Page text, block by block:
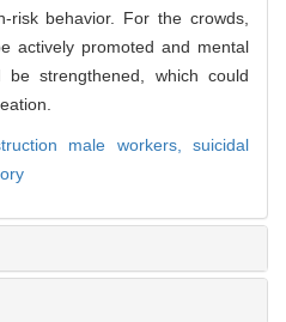
risk behavior. For the crowds,
actively promoted and mental
be strengthened, which could
male workers,suicidal